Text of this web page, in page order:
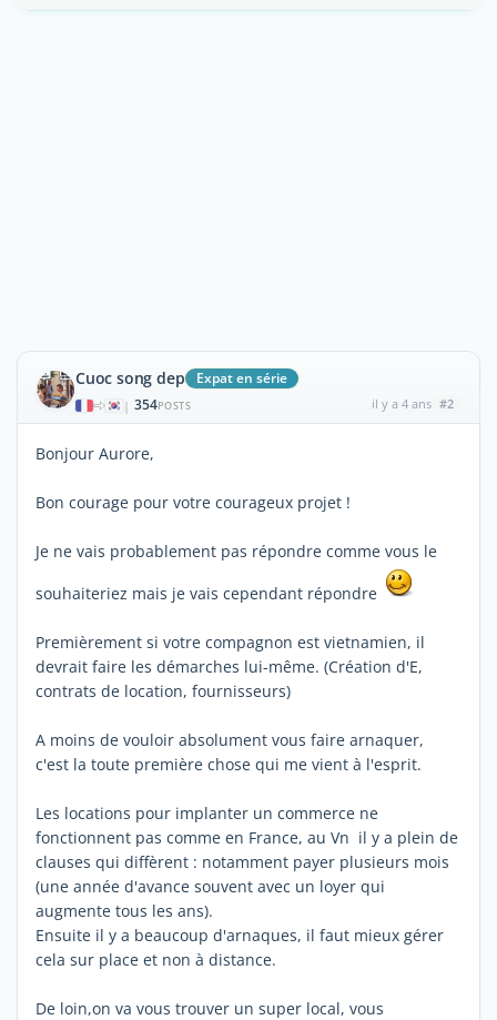
Cuoc song dep Expat en série
| 354POSTS il y a 4 ans #2
Bonjour Aurore,
Bon courage pour votre courageux projet !
Je ne vais probablement pas répondre comme vous le
souhaiteriez mais je vais cependant répondre
Premièrement si votre compagnon est vietnamien, il
devrait faire les démarches lui-même. (Création d'E,
contrats de location, fournisseurs)
A moins de vouloir absolument vous faire arnaquer,
c'est la toute première chose qui me vient à l'esprit.
Les locations pour implanter un commerce ne
fonctionnent pas comme en France, au Vn il y a plein de
clauses qui diffèrent : notamment payer plusieurs mois
(une année d'avance souvent avec un loyer qui
augmente tous les ans).
Ensuite il y a beaucoup d'arnaques, il faut mieux gérer
cela sur place et non à distance.
De loin,on va vous trouver un super local, vous